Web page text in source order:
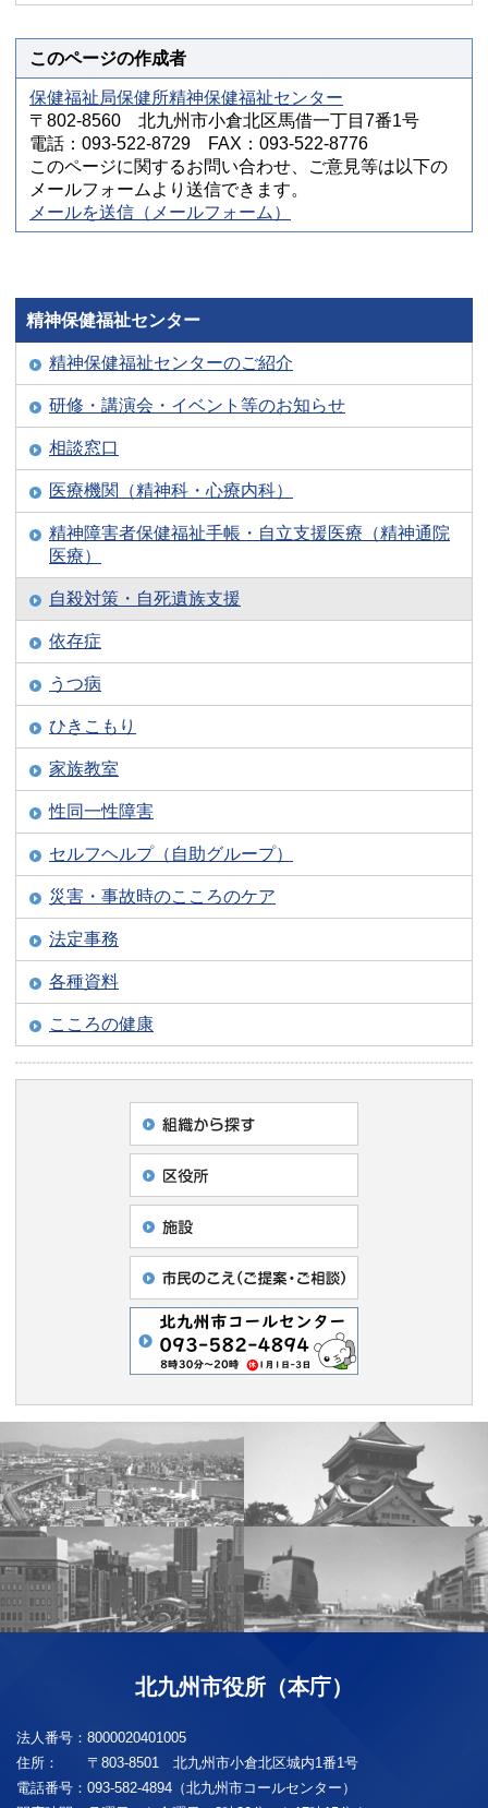
このページの作成者
保健福祉局保健所精神保健福祉センター
〒802-8560 北九州市小倉北区馬借一丁目7番1号
電話：093-522-8729 FAX：093-522-8776
このページに関するお問い合わせ、ご意見等は以下の
メールフォームより送信できます。
メールを送信（メールフォーム）
精神保健福祉センター
精神保健福祉センターのご紹介
研修・講演会・イベント等のお知らせ
相談窓口
医療機関（精神科・心療内科）
精神障害者保健福祉手帳・自立支援医療（精神通院
医療）
自殺対策・自死遺族支援
依存症
うつ病
ひきこもり
家族教室
性同一性障害
セルフヘルプ（自助グループ）
災害・事故時のこころのケア
法定事務
各種資料
こころの健康
北九州市役所（本庁）
法人番号： 8000020401005
住所：
〒803-8501 北九州市小倉北区城内1番1号
電話番号： 093-582-4894（北九州市コールセンター）